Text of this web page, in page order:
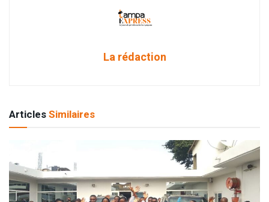
La rédaction
ArticlesSimilaires